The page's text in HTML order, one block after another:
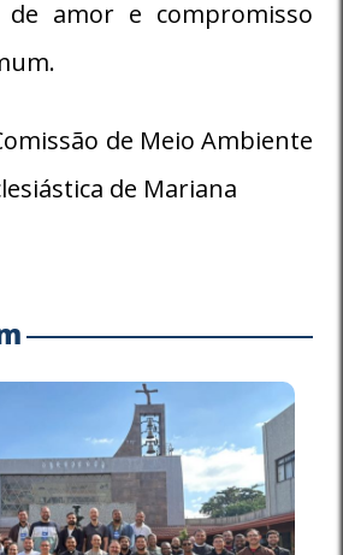
de amor e compromisso
de Meio Ambiente
de Mariana